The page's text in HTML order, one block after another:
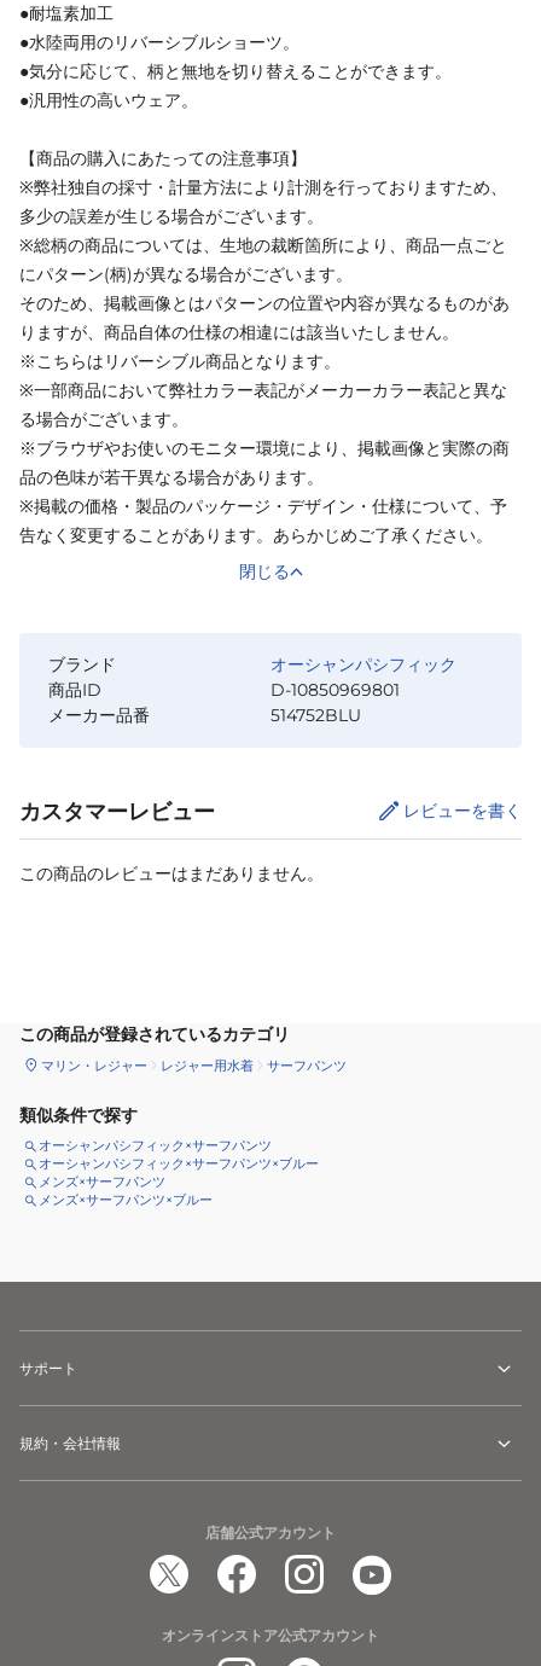
●耐塩素加工
●水陸両用のリバーシブルショーツ。
●気分に応じて、柄と無地を切り替えることができます。
●汎用性の高いウェア。
【商品の購入にあたっての注意事項】
※弊社独自の採寸・計量方法により計測を行っておりますため、
多少の誤差が生じる場合がございます。
※総柄の商品については、生地の裁断箇所により、商品一点ごと
にパターン(柄)が異なる場合がございます。
そのため、掲載画像とはパターンの位置や内容が異なるものがあ
りますが、商品自体の仕様の相違には該当いたしません。
※こちらはリバーシブル商品となります。
※一部商品において弊社カラー表記がメーカーカラー表記と異な
る場合がございます。
※ブラウザやお使いのモニター環境により、掲載画像と実際の商
品の色味が若干異なる場合があります。
※掲載の価格・製品のパッケージ・デザイン・仕様について、予
告なく変更することがあります。あらかじめご了承ください。
閉じる
ブランド
オーシャンパシフィック
商品ID
D-10850969801
メーカー品番
514752BLU
カスタマーレビュー レビューを書く
この商品のレビューはまだありません。
この商品が登録されているカテゴリ
マリン・レジャー レジャー用水着 サーフパンツ
類似条件で探す
オーシャンパシフィック×サーフパンツ
オーシャンパシフィック×サーフパンツ×ブルー
メンズ×サーフパンツ
メンズ×サーフパンツ×ブルー
サポート
規約・会社情報
店舗公式アカウント
オンラインストア公式アカウント